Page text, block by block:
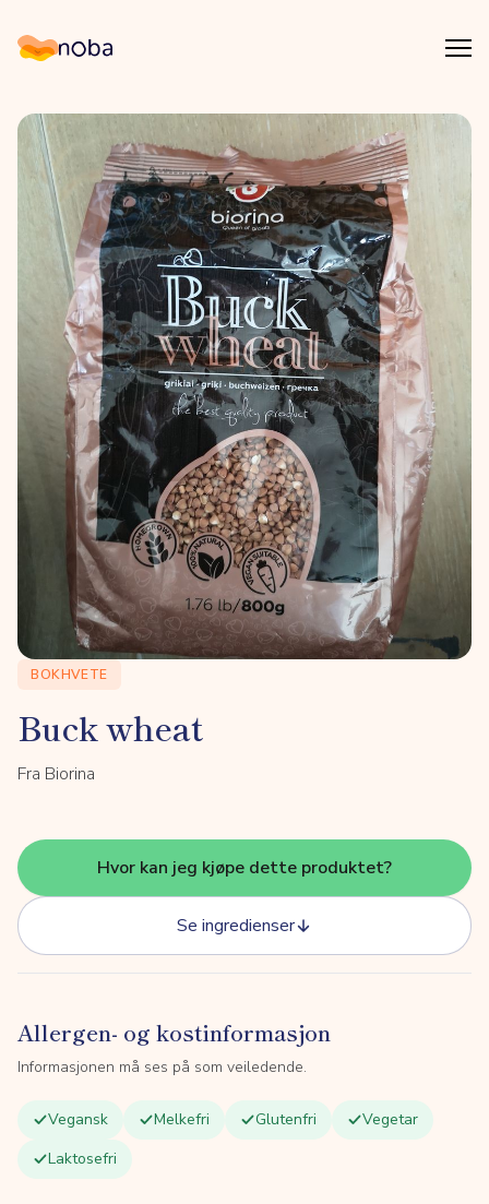
Noba
BOKHVETE
Buck wheat
Fra Biorina
Hvor kan jeg kjøpe dette produktet?
Se ingredienser
Allergen- og kostinformasjon
Informasjonen må ses på som veiledende.
Vegansk Melkefri Glutenfri
Vegetar
Laktosefri